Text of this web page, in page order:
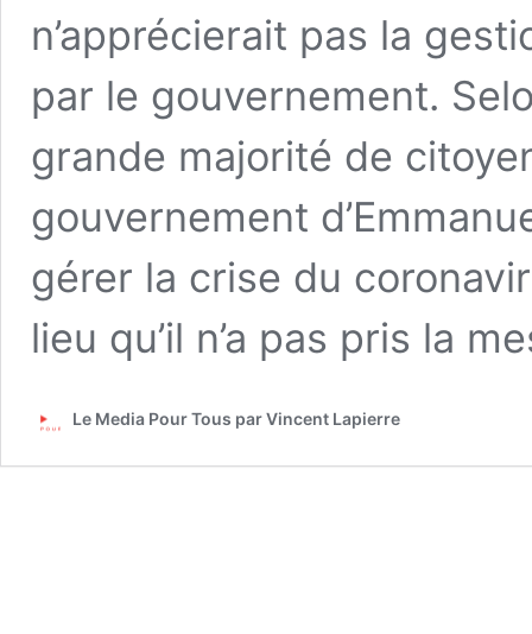
n’apprécierait pas la
par le gouvernement.
grande majorité de
gouvernement
gérer la crise du
lieu qu’il n’a pas pris la
Le Media Pour Tous par Vincent Lapierre